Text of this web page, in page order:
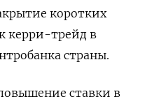
коротких
керри-трейд в
страны.
ставки в